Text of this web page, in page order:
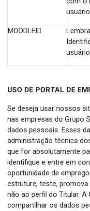
usuário
MOODLEID
usuário
USO DE PORTAL DE
Se deseja usar nossos
nas empresas do Grupo
dados pessoais. Esses
administração técnica
que for absolutamente
identifique e entre em
oportunidade de
estruture, teste,
não ao perfil do Titular.
compartilhar os dados